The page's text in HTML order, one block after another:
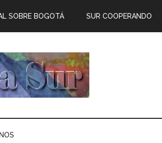
SOBRE BOGOTÁ SUR COOPERANDO